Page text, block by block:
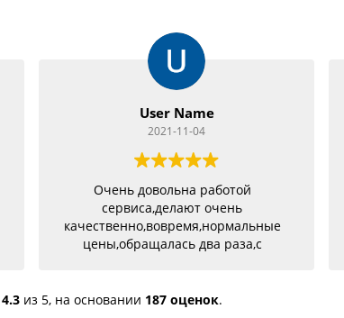
User Name
2021-11-04
Очень довольна работой
сервиса,делают очень
качественно,вовремя,нормальные
цены,обращалась два раза,с
устранены,советую!
4.3 из 5, на основании 187 оценок.